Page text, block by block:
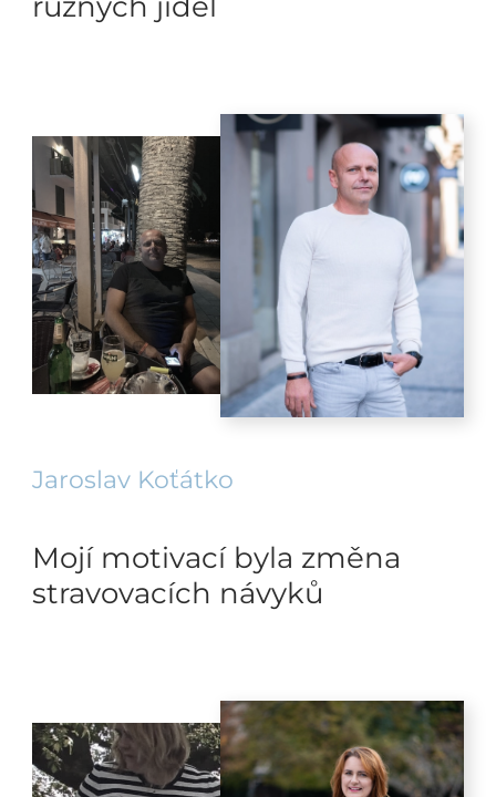
Jaroslav Koťátko
Mojí motivací byla změna
stravovacích návyků